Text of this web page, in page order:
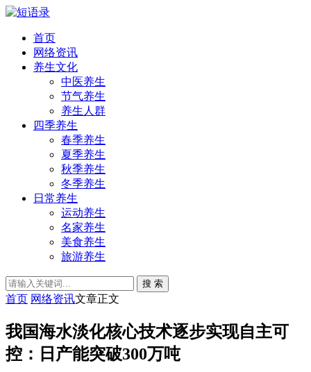
首页
网络资讯
养生文化
中医养生
节气养生
养生人群
四季养生
春季养生
夏季养生
秋季养生
冬季养生
日常养生
运动养生
名家养生
美食养生
旅游养生
搜 索
首页 网络资讯文章正文
我国海水淡化核心技术逐步实现自主可
控：日产能突破300万吨